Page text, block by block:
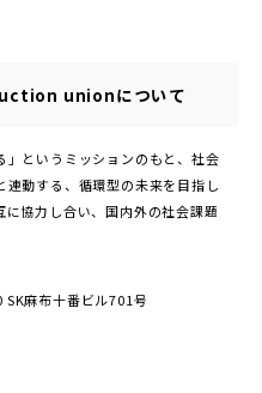
unionについて
」というミッションのもと、社会
動する、循環型の未来を目指し
協力し合い、国内外の社会課題
麻布十番ビル701号